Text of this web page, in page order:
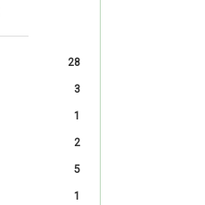
28
3
1
2
5
1